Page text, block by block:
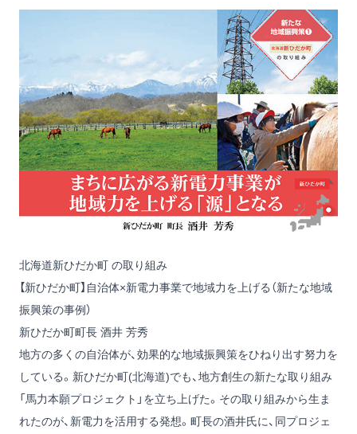
北海道新ひだか町 の取り組み
【新ひだか町】自治体×新電力事業で地域力を上げる（新たな地域
振興策の事例）
新ひだか町町長 酒井 芳秀
地方の多くの自治体が、効果的な地域振興策をひねり出す努力を
している。新ひだか町(北海道)でも、地方創生の新たな取り組み
「馬力本願プロジェクト」を立ち上げた。その取り組みから生ま
れたのが、新電力を活用する発想。町長の酒井氏に、同プロジェ